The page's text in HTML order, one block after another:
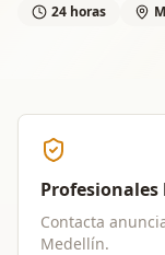
24 horas
Profesionales
Contacta
Medellín.